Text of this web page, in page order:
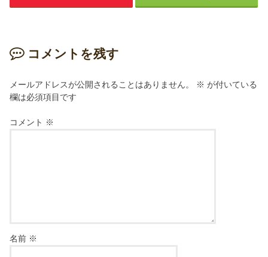
コメントを残す
メールアドレスが公開されることはありません。 ※ が付いている
欄は必須項目です
コメント ※
名前 ※